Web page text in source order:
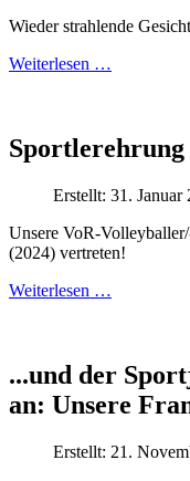
Wieder strahlende
Weiterlesen …
Sportlerehrung
Erstellt: 31. Januar
Unsere VoR-
(2024) vertreten!
Weiterlesen …
...und der
an: Unsere
Erstellt: 21.